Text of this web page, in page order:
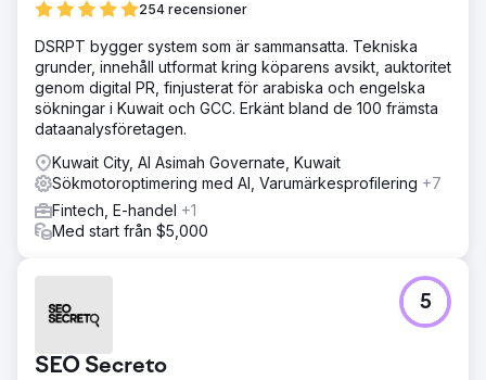
254 recensioner
DSRPT bygger system som är sammansatta. Tekniska
grunder, innehåll utformat kring köparens avsikt, auktoritet
genom digital PR, finjusterat för arabiska och engelska
sökningar i Kuwait och GCC. Erkänt bland de 100 främsta
dataanalysföretagen.
Kuwait City, Al Asimah Governate, Kuwait
Sökmotoroptimering med AI, Varumärkesprofilering +7
Fintech, E-handel +1
Med start från $5,000
SEO Secreto
5